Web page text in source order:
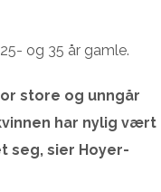
og 35 år gamle.
store og unngår
har nylig vært
seg, sier Hoyer-